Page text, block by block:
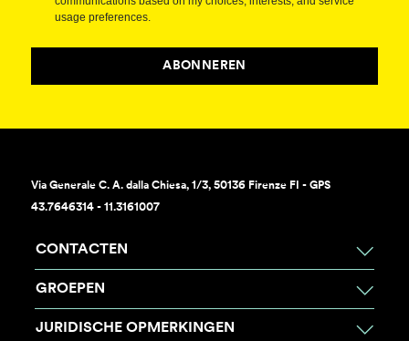
usage preferences.
ABONNEREN
Via Generale C. A. dalla Chiesa, 1/3, 50136 Firenze FI - GPS
43.7646314 - 11.3161007
CONTACTEN
GROEPEN
JURIDISCHE OPMERKINGEN